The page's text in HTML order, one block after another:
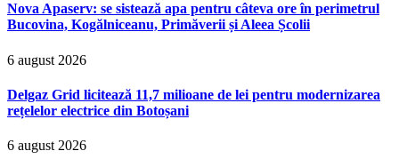
Nova Apaserv: se sistează apa pentru câteva ore în perimetrul
Bucovina, Kogălniceanu, Primăverii și Aleea Școlii
6 august 2026
Delgaz Grid licitează 11,7 milioane de lei pentru modernizarea
rețelelor electrice din Botoșani
6 august 2026